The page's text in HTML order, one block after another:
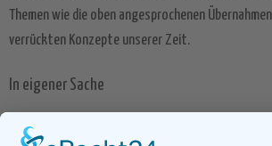
Themen wie die oben angesprochenen
verrückten Konzepte unserer Zeit.
In eigener Sache
Natürlich sind wir teilweise auch in eigener Sache